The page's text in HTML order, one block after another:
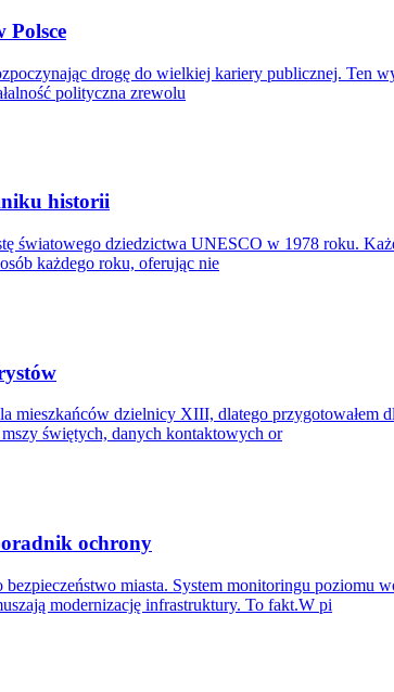
Polsce
drogę do wielkiej kariery publicznej. Ten
polityczna zrewolu
historii
światowego dziedzictwa UNESCO w 1978 roku.
każdego roku, oferując nie
dzielnicy XIII, dlatego
świętych, danych kontaktowych or
ochrony
miasta. System monitoringu poziomu
modernizację infrastruktury. To fakt.W pi